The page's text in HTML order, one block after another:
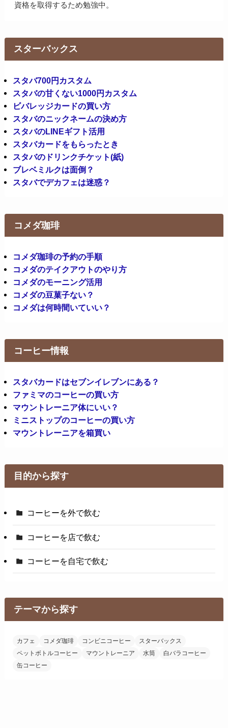
資格を取得するため勉強中。
スターバックス
スタバ700円カスタム
スタバの甘くない1000円カスタム
ビバレッジカードの買い方
スタバのニックネームの決め方
スタバのLINEギフト活用
スタバカードをもらったとき
スタバのドリンクチケット(紙)
ブレベミルクは面倒？
スタバでデカフェは迷惑？
コメダ珈琲
コメダ珈琲の予約の手順
コメダのテイクアウトのやり方
コメダのモーニング活用
コメダの豆菓子ない？
コメダは何時間いていい？
コーヒー情報
スタバカードはセブンイレブンにある？
ファミマのコーヒーの買い方
マウントレーニア体にいい？
ミニストップのコーヒーの買い方
マウントレーニアを箱買い
目的から探す
コーヒーを外で飲む
コーヒーを店で飲む
コーヒーを自宅で飲む
テーマから探す
カフェ コメダ珈琲 コンビニコーヒー
スターバックス
ペットボトルコーヒー
マウントレーニア 水筒
白バラコーヒー
缶コーヒー